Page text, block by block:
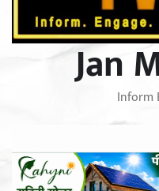
Jan
Inform